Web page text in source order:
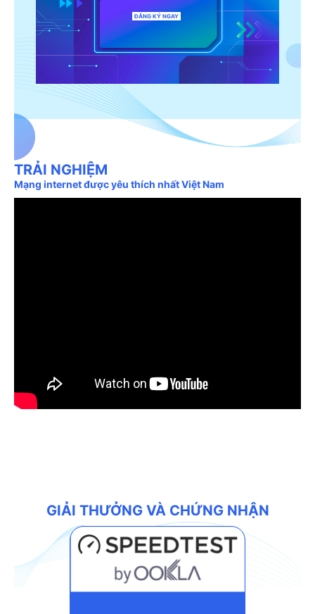
ĐĂNG KÝ NGAY
TRẢI NGHIỆM
Mạng internet được yêu thích nhất Việt Nam
GIẢI THƯỞNG VÀ CHỨNG NHẬN